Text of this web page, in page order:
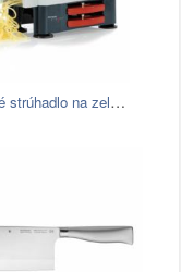
Multifunkčné strúhadlo na zeleninu…